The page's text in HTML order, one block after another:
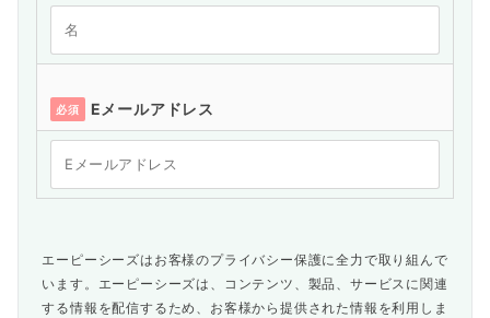
必須 Eメールアドレス
エーピーシーズはお客様のプライバシー保護に全力で取り組んで
います。エーピーシーズは、コンテンツ、製品、サービスに関連
する情報を配信するため、お客様から提供された情報を利用しま